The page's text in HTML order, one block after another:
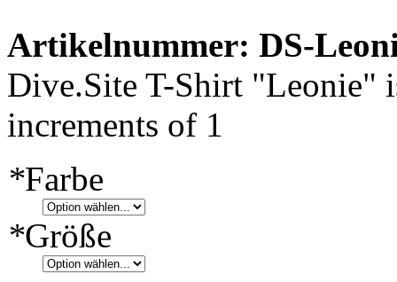
Artikelnummer: DS-
Dive.Site T-Shirt "Leonie"
increments of 1
*Farbe
*Größe